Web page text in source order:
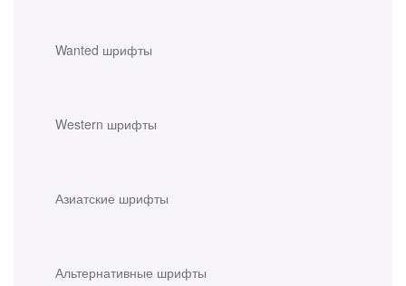
Wanted шрифты
Western шрифты
Азиатские шрифты
Альтернативные шрифты